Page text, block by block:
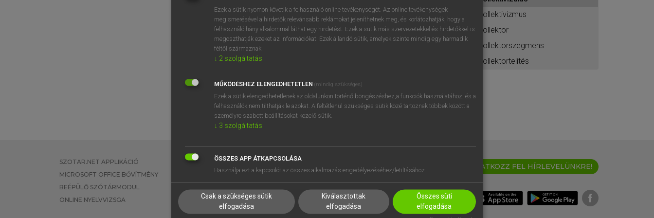
BELÉPÉS
próbaverziójának elindításához
regisztrálok ésbelépek.
REGISZTRÁCIÓ
kollektivizmus
kollektor
kollektorszegmens
kollektortelítés
SZOTAR.NET APPLIKÁCIÓ
MICROSOFT OFFICE BŐVÍTMÉNY
BEÉPÜLŐ SZÓTÁRMODUL
ONLINE NYELVVIZSGA
EGYÉNI FELHASZNÁLÓKNAK
TANULÓKNAK
VÁLLALATI MEGOLDÁSOK
SÚGÓ
RÓLUNK
SÜTI BEÁLLÍTÁSOK
IRATKOZZ FEL HÍRLEVELÜNKRE!
Ezek a sütik nyomon követik a felhasználó online tevékenységét. Az online tevékenységek
megismerésével a hirdetők relevánsabb reklámokat jeleníthetnek meg, és korlátozhatják, hogy a
felhasználó hány alkalommal láthat egy hirdetést. Ezek a sütik más szervezetekkel és hirdetőkkel is
megoszthatják ezeket az információkat. Ezek állandó sütik, amelyek szinte mindig egy harmadik
féltől származnak.
↓ 2 szolgáltatás
MŰKÖDÉSHEZ ELENGEDHETETLEN (mindig szükséges)
Ezek a sütik elengedhetetlenek az oldalunkon történő böngészéshez,a funkciók használatához, és a
felhasználók nem tilthatják le azokat. A feltétlenül szükséges sütik közé tartoznak többek között a
személyre szabott beállításokat kezelő sütik.
↓ 3 szolgáltatás
ÖSSZES APP ÁTKAPCSOLÁSA
Használja ezt a kapcsolót az összes alkalmazás engedélyezéséhez/letiltásához.
Csak a szükséges sütik
elfogadása
Kiválasztottak
elfogadása
Összes süti
elfogadása